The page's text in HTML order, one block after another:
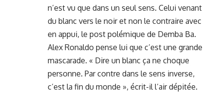
n’est vu que dans un seul sens. Celui venant
du blanc vers le noir et non le contraire avec
en appui, le post polémique de Demba Ba.
Alex Ronaldo pense lui que c’est une grande
mascarade. « Dire un blanc ça ne choque
personne. Par contre dans le sens inverse,
c’est la fin du monde », écrit-il l’air dépitée.